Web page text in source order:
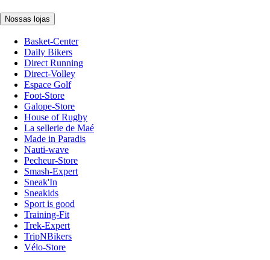
Nossas lojas
Basket-Center
Daily Bikers
Direct Running
Direct-Volley
Espace Golf
Foot-Store
Galope-Store
House of Rugby
La sellerie de Maé
Made in Paradis
Nauti-wave
Pecheur-Store
Smash-Expert
Sneak'In
Sneakids
Sport is good
Training-Fit
Trek-Expert
TripNBikers
Vélo-Store